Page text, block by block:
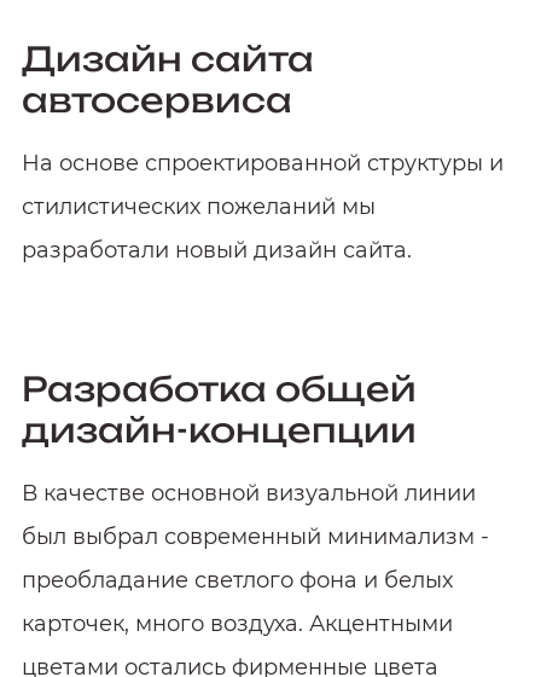
Дизайн сайта
автосервиса
На основе спроектированной структуры и
стилистических пожеланий мы
разработали новый дизайн сайта.
Разработка общей
дизайн-концепции
В качестве основной визуальной линии
был выбрал современный минимализм -
преобладание светлого фона и белых
карточек, много воздуха. Акцентными
цветами остались фирменные цвета